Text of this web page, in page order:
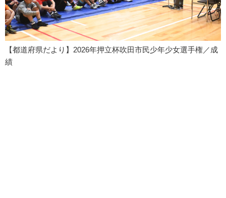
【都道府県だより】2026年押立杯吹田市民少年少女選手権／成
績